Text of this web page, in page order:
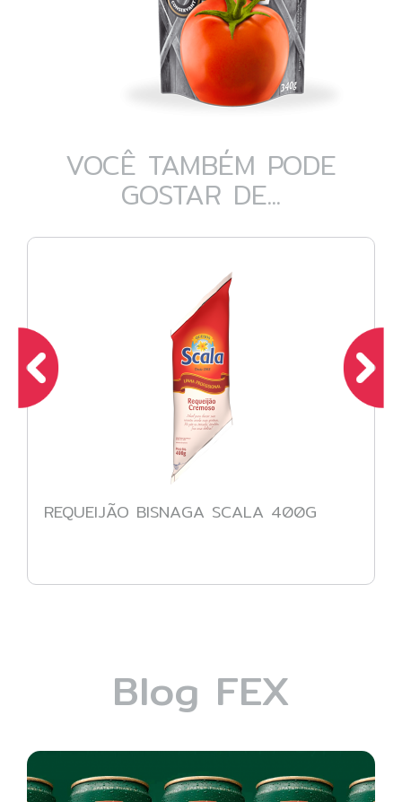
VOCÊ TAMBÉM PODE
GOSTAR DE...
REQUEIJÃO BISNAGA SCALA 400G
Blog FEX